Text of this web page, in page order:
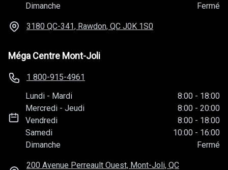
Dimanche
Fermé
3180 QC-341, Rawdon, QC J0K 1S0
Méga Centre Mont-Joli
1 800-915-4961
Lundi - Mardi 8:00 - 18:00
Mercredi -Jeudi 8:00 - 20:00
Vendredi
8:00 - 18:00
Samedi
10:00 - 16:00
Dimanche
Fermé
200 Avenue Perreault Ouest, Mont-Joli, QC